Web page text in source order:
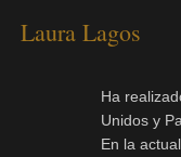
Laura Lagos
Ha
Unidos y
En la